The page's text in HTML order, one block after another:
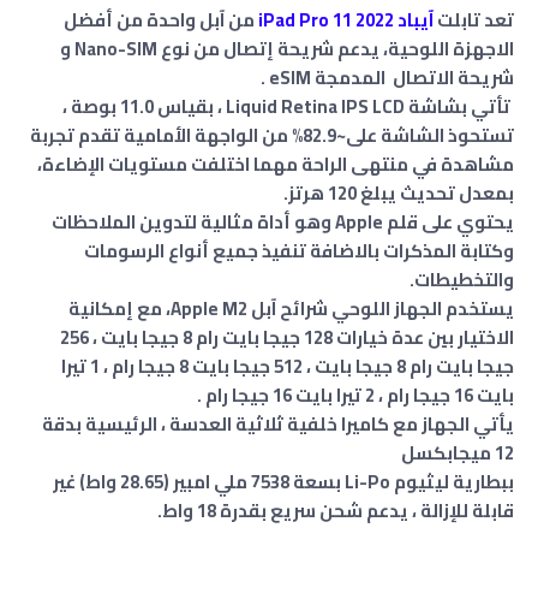
تعد تابلتآيباد iPad Pro 11 2022
من آبل واحدة من أفضل
الاجهزة اللوحية، يدعم شريحة إتصال من نوع Nano-SIM و
شريحة الاتصال المدمجة eSIM .
تأتي بشاشة Liquid Retina IPS LCD ، بقياس 11.0 بوصة ،
تستحوذ الشاشة على~82.9% من الواجهة الأمامية تقدم تجربة
مشاهدة في منتهى الراحة مهما اختلفت مستويات الإضاءة،
بمعدل تحديث يبلغ 120 هرتز.
يحتوي على قلم Apple‏‏ وهو أداة مثالية لتدوين الملاحظات
وكتابة المذكرات بالاضافة تنفيذ جميع أنواع الرسومات
والتخطيطات.
يستخدم الجهاز اللوحي شرائح آبل Apple M2، مع إمكانية
الاختيار بين عدة خيارات 128 جيجا بايت رام 8 جيجا بايت ، 256
جيجا بايت رام 8 جيجا بايت ، 512 جيجا بايت 8 جيجا رام ، 1 تيرا
بايت 16 جيجا رام ، 2 تيرا بايت 16 جيجا رام .
يأتي الجهاز مع كاميرا خلفية ثلاثية العدسة ، الرئيسية بدقة
12 ميجابكسل
ببطارية ليثيوم Li-Po بسعة 7538 ملي امبير (28.65 واط) غير
قابلة للإزالة ، يدعم شحن سريع بقدرة 18 واط.